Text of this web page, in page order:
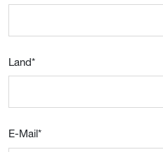
Land*
E-Mail*